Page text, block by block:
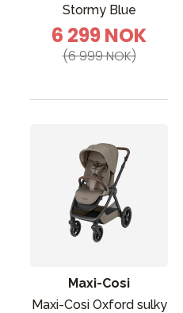
Stormy Blue
6 299 NOK
(6 999 NOK)
Maxi-Cosi
Maxi-Cosi Oxford sulky